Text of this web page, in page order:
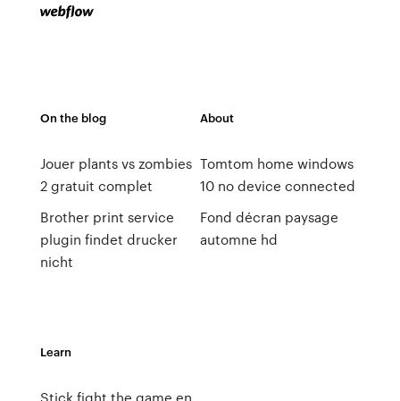
On the blog
Jouer plants vs zombies
2 gratuit complet
Brother print service
plugin findet drucker
nicht
About
Tomtom home windows
10 no device connected
Fond décran paysage
automne hd
Learn
Stick fight the game en